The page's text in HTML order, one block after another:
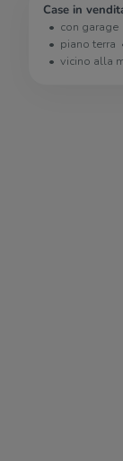
Case in
con garage
piano terra
vicino alla